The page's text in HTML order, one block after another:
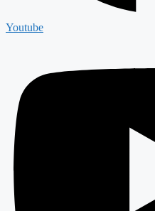
Youtube